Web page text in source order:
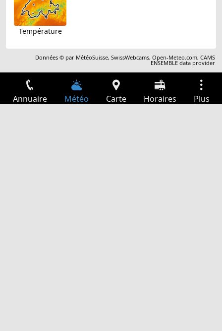
Température
Données © par MétéoSuisse,SwissWebcams,Open-Meteo.com,CAMS
ENSEMBLE data provider
Annuaire Météo Carte Horaires Plus